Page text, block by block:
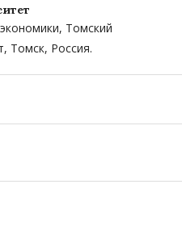
Томский
Томск, Россия.